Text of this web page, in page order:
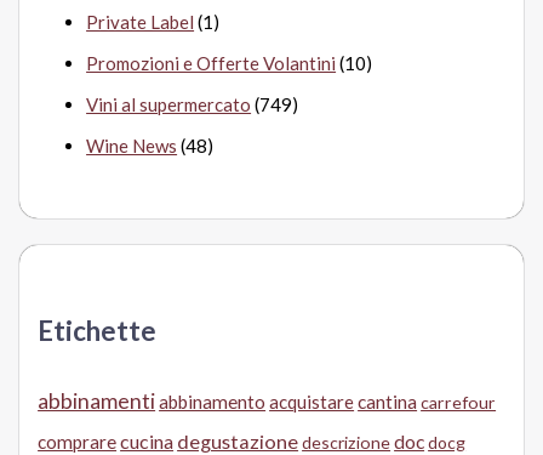
Private Label (1)
Promozioni e Offerte Volantini (10)
Vini al supermercato (749)
Wine News (48)
Etichette
abbinamentiabbinamento acquistarecantina carrefour
comprarecucina degustazionedescrizionedocdocg